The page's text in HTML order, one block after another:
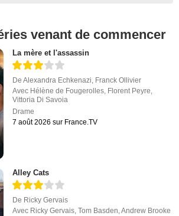
venant de commencer
La mère et l'assassin
DeAlexandra Echkenazi, Franck Ollivier
Avec Hélène de Fougerolles, Florent Peyre,
Vittoria Di Savoia
Drame
7 août 2026 sur France.TV
Alley Cats
De Ricky Gervais
Avec Ricky Gervais,Tom Basden,Andrew Brooke